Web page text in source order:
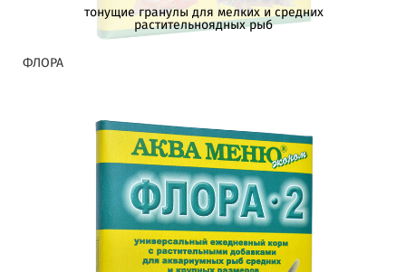
тонущие гранулы для мелких и средних
растительноядных рыб
ФЛОРА